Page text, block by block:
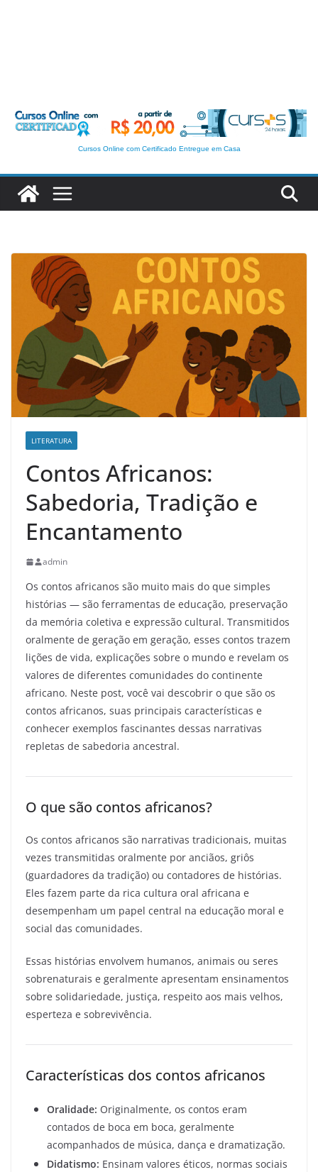
Cursos Online com Certificado Entregue em Casa
LITERATURA
Contos Africanos:
Sabedoria, Tradição e
Encantamento
admin
Os contos africanos são muito mais do que simples
histórias — são ferramentas de educação, preservação
da memória coletiva e expressão cultural. Transmitidos
oralmente de geração em geração, esses contos trazem
lições de vida, explicações sobre o mundo e revelam os
valores de diferentes comunidades do continente
africano. Neste post, você vai descobrir o que são os
contos africanos, suas principais características e
conhecer exemplos fascinantes dessas narrativas
repletas de sabedoria ancestral.
O que são contos africanos?
Os contos africanos são narrativas tradicionais, muitas
vezes transmitidas oralmente por anciãos, griôs
(guardadores da tradição) ou contadores de histórias.
Eles fazem parte da rica cultura oral africana e
desempenham um papel central na educação moral e
social das comunidades.
Essas histórias envolvem humanos, animais ou seres
sobrenaturais e geralmente apresentam ensinamentos
sobre solidariedade, justiça, respeito aos mais velhos,
esperteza e sobrevivência.
Características dos contos africanos
Oralidade: Originalmente, os contos eram
contados de boca em boca, geralmente
acompanhados de música, dança e dramatização.
Didatismo: Ensinam valores éticos, normas sociais